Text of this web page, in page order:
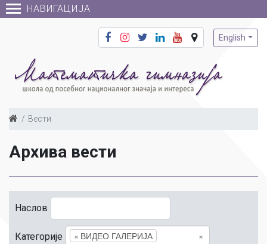
НАВИГАЦИЈА
English
Вести
Архива вести
Наслов
Категорије ×
× ВИДЕО ГАЛЕРИЈА